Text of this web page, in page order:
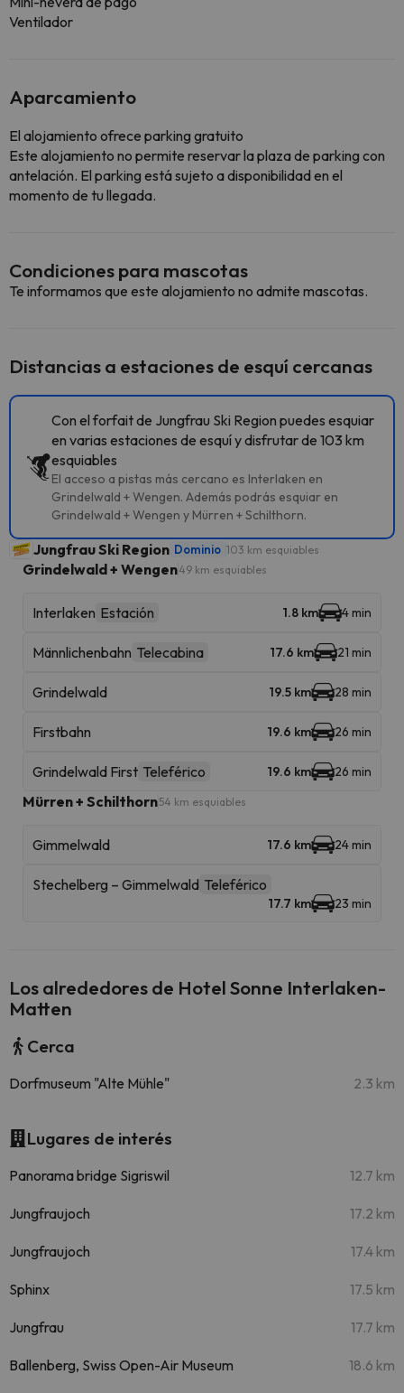
Ventilador
Aparcamiento
El alojamiento ofrece parking gratuito
Este alojamiento no permite reservar la plaza de parking con
antelación. El parking está sujeto a disponibilidad en el
momento de tu llegada.
Condiciones para mascotas
Te informamos que este alojamiento no admite mascotas.
Distancias a estaciones de esquí cercanas
Con el forfait de Jungfrau Ski Region puedes esquiar
en varias estaciones de esquí y disfrutar de 103 km
esquiables
El acceso a pistas más cercano es Interlaken en
Grindelwald + Wengen. Además podrás esquiar en
Grindelwald + Wengen y Mürren + Schilthorn.
Jungfrau Ski Region Dominio 103 km esquiables
Grindelwald + Wengen49 km esquiables
Interlaken Estación 1.8 km 4 min
Männlichenbahn Telecabina 17.6 km 21 min
Grindelwald 19.5 km 28 min
Firstbahn 19.6 km 26 min
Grindelwald First Teleférico 19.6 km 26 min
Mürren + Schilthorn54 km esquiables
Gimmelwald 17.6 km 24 min
Stechelberg – Gimmelwald Teleférico
17.7 km 23 min
Los alrededores de Hotel Sonne Interlaken-
Matten
Cerca
Dorfmuseum "Alte Mühle" 2.3 km
Lugares de interés
Panorama bridge Sigriswil 12.7 km
Jungfraujoch 17.2 km
Jungfraujoch 17.4 km
Sphinx 17.5 km
Jungfrau 17.7 km
Ballenberg, Swiss Open-Air Museum 18.6 km